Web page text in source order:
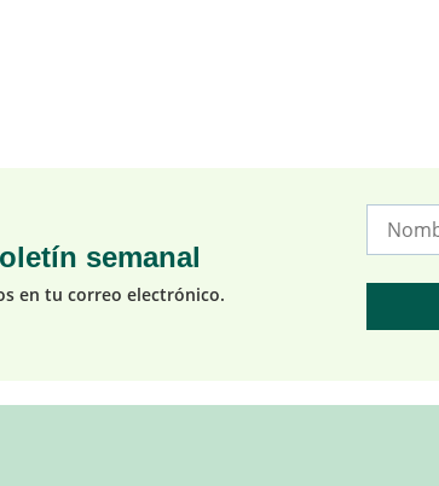
semanal
en tu correo electrónico.